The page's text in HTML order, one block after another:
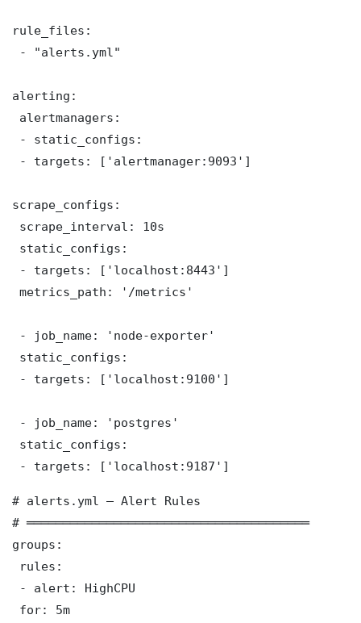
rule_files:
- "alerts.yml"
alerting:
alertmanagers:
- static_configs:
- targets: ['alertmanager:9093']
scrape_configs:
scrape_interval: 10s
static_configs:
- targets: ['localhost:8443']
metrics_path: '/metrics'
- job_name: 'node-exporter'
static_configs:
- targets: ['localhost:9100']
- job_name: 'postgres'
static_configs:
- targets: ['localhost:9187']
# alerts.yml — Alert Rules
# ═══════════════════════════════════════
groups:
rules:
- alert: HighCPU
for: 5m